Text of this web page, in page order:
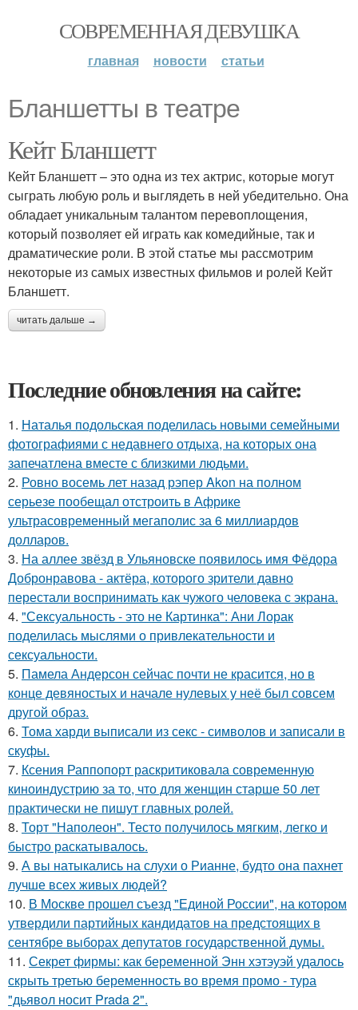
СОВРЕМЕННАЯ ДЕВУШКА
главная новости статьи
Бланшетты в театре
Кейт Бланшетт
Кейт Бланшетт – это одна из тех актрис, которые могут
сыграть любую роль и выглядеть в ней убедительно. Она
обладает уникальным талантом перевоплощения,
который позволяет ей играть как комедийные, так и
драматические роли. В этой статье мы рассмотрим
некоторые из самых известных фильмов и ролей Кейт
Бланшетт.
читать дальше →
Последние обновления на сайте:
1. Наталья подольская поделилась новыми семейными
фотографиями с недавнего отдыха, на которых она
запечатлена вместе с близкими людьми.
2. Ровно восемь лет назад рэпер Akon на полном
серьезе пообещал отстроить в Африке
ультрасовременный мегаполис за 6 миллиардов
долларов.
3. На аллее звёзд в Ульяновске появилось имя Фёдора
Добронравова - актёра, которого зрители давно
перестали воспринимать как чужого человека с экрана.
4. "Сексуальность - это не Картинка": Ани Лорак
поделилась мыслями о привлекательности и
сексуальности.
5. Памела Андерсон сейчас почти не красится, но в
конце девяностых и начале нулевых у неё был совсем
другой образ.
6. Тома харди выписали из секс - символов и записали в
скуфы.
7. Ксения Раппопорт раскритиковала современную
киноиндустрию за то, что для женщин старше 50 лет
практически не пишут главных ролей.
8. Торт "Наполеон". Тесто получилось мягким, легко и
быстро раскатывалось.
9. А вы натыкались на слухи о Рианне, будто она пахнет
лучше всех живых людей?
10. В Москве прошел съезд "Единой России", на котором
утвердили партийных кандидатов на предстоящих в
сентябре выборах депутатов государственной думы.
11. Секрет фирмы: как беременной Энн хэтэуэй удалось
скрыть третью беременность во время промо - тура
"дьявол носит Prada 2".